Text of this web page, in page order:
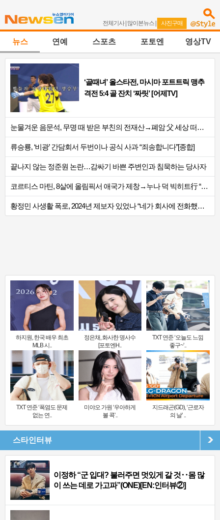
전체기사| 많이본뉴스 | 사진구매
뉴스 연예 스포츠 포토엔 영상TV
‘골때녀’ 올스타전, 마시마 포트트릭 맹추
격전 5:4 골 잔치 ‘짜릿’ [어제TV]
눈물겨운 음문석, 무명 때 받은 부친의 전재산→폐암 父 세상 떠나기 전 여행(유퀴즈)..
류승룡, ‘비광’ 간담회서 두번이나 공식 사과 “죄송합니다”[종합]
끝나지 않는 정준원 논란…감싸기 바쁜 주변인과 침묵하는 당사자
코르티스 마틴, 8살에 올림픽서 애국가 제창→누나 덕 빅히트行 “명품백 깜짝 선물”..
황정민 사생활 폭로, 2024년 제보자 있었나 “네가 회사에 전화했니” 녹취록 공개 파..
하지원, 한국 배우 최초
MLB 시..
정은채, 화사한 명사수
[포토엔H..
TXT 연준 ‘오늘도 느낌
좋구~’..
TXT 연준 ‘폭염도 문제
없는 연..
미야오 가원 ‘우아하게
볼 콕’..
지드래곤(GD), ‘근로자
의 날’ ..
스타인터뷰
이정하 “군 입대? 불러주면 멋있게 갈 것‥몸 많
이 쓰는 데로 가고파”(ONE)[EN:인터뷰②]